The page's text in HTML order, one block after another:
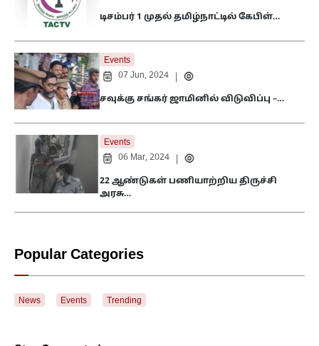
டிசம்பர் 1 முதல் தமிழ்நாட்டில் கேபிள்…
Events
07 Jun, 2024
சவுக்கு சங்கர் ஜாமினில் விடுவிப்பு –…
Events
06 Mar, 2024
22 ஆண்டுகள் பணியாற்றிய திருச்சி
அரசு…
Popular Categories
News Events Trending